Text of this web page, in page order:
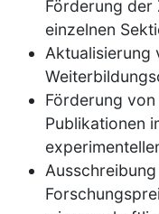
Förderung der
einzelnen
Aktualisierung
Förderung
Publikationen